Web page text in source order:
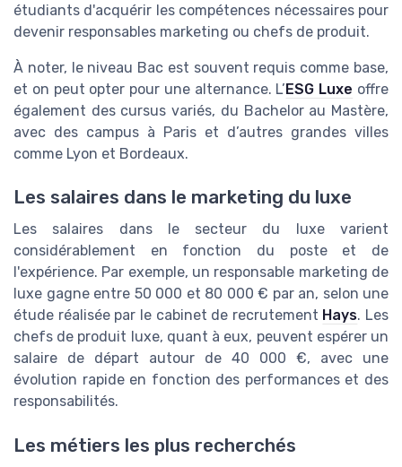
étudiants d'acquérir les compétences nécessaires pour
devenir responsables marketing ou chefs de produit.
À noter, le niveau Bac est souvent requis comme base,
et on peut opter pour une alternance. L’ESG Luxe offre
également des cursus variés, du Bachelor au Mastère,
avec des campus à Paris et d’autres grandes villes
comme Lyon et Bordeaux.
Les salaires dans le marketing du luxe
Les salaires dans le secteur du luxe varient
considérablement en fonction du poste et de
l'expérience. Par exemple, un responsable marketing de
luxe gagne entre 50 000 et 80 000 € par an, selon une
étude réalisée par le cabinet de recrutement Hays. Les
chefs de produit luxe, quant à eux, peuvent espérer un
salaire de départ autour de 40 000 €, avec une
évolution rapide en fonction des performances et des
responsabilités.
Les métiers les plus recherchés